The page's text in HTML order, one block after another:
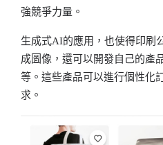
強競爭力量。
生成式AI的應用，也使得印刷
成圖像，還可以開發自己的產
等。這些產品可以進行個性化
求。